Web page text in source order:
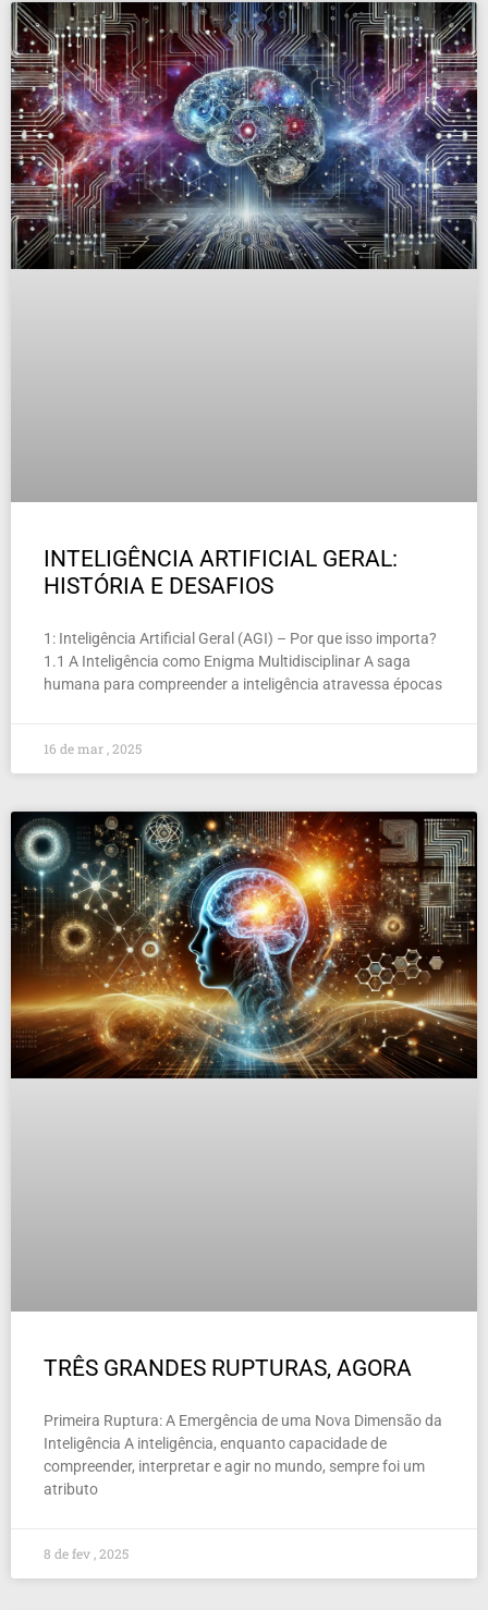
INTELIGÊNCIA ARTIFICIAL GERAL:
HISTÓRIA E DESAFIOS
1: Inteligência Artificial Geral (AGI) – Por que isso importa?
1.1 A Inteligência como Enigma Multidisciplinar A saga
humana para compreender a inteligência atravessa épocas
16 de mar , 2025
TRÊS GRANDES RUPTURAS, AGORA
Primeira Ruptura: A Emergência de uma Nova Dimensão da
Inteligência A inteligência, enquanto capacidade de
compreender, interpretar e agir no mundo, sempre foi um
atributo
8 de fev , 2025